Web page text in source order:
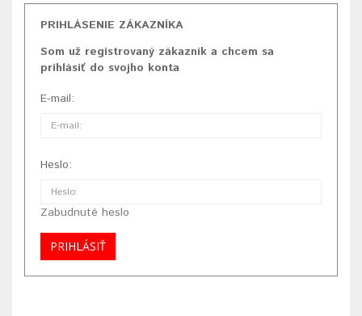
PRIHLÁSENIE ZÁKAZNÍKA
Som už registrovaný zákazník a chcem sa
prihlásiť do svojho konta
E-mail:
Heslo:
Zabudnuté heslo